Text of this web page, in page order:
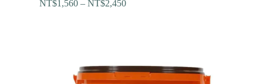
NT$1,560 – NT$2,450